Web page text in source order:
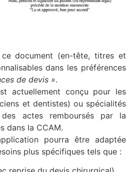
document (en-tête, titres et
dans les préférences
de devis ».
actuellement conçu pour les
et dentistes) ou spécialités
actes remboursés par la
dans la CCAM.
pourra être adaptée
plus spécifiques tels que :